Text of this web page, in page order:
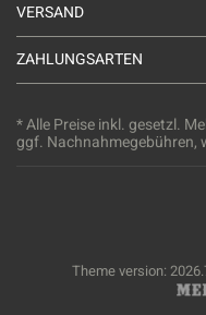
VERSAND
ZAHLUNGSARTEN
* Alle Preise inkl. gesetzl.
ggf. Nachnahmegebühren,
Theme version: